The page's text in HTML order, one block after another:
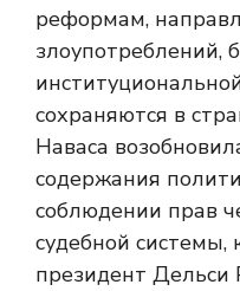
реформам,
злоупотреблений,
сохраняются в
Наваса
содержания
соблюдении прав
судебной
президент Дельси